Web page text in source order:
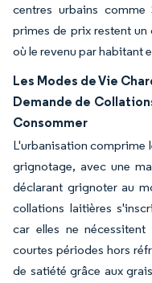
centres urbains
primes de prix restent un
où le revenu par habitant
Les Modes de Vie
Demande de
Consommer
L'urbanisation comprime
grignotage, avec une
déclarant grignoter au
collations laitières
car elles ne
courtes périodes hors
de satiété grâce aux